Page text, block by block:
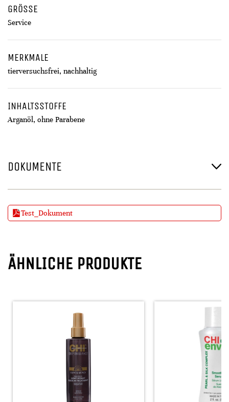
GRÖSSE
Service
MERKMALE
tierversuchsfrei, nachhaltig
INHALTSSTOFFE
Arganöl, ohne Parabene
DOKUMENTE
Test_Dokument
ÄHNLICHE PRODUKTE